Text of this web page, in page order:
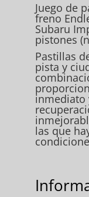
Juego de
freno
Subaru
pistones
Pastillas
pista y
inmediato
las que